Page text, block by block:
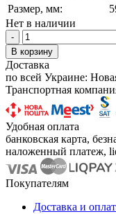
Размер, мм:
Нет в наличии
-
В корзину
Доставка
по всей Украине:
Транспортная
Удобная оплата
банковская карта,
наложенный платеж,
Покупателям
Доставка и